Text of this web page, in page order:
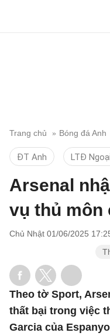
Trang chủ Bóng đá Anh
ĐT Anh LTĐ
Arsenal
vụ thủ môn
Chủ Nhật 01/06/2025
Theo tờ Sport,
thất bại trong việc
Garcia của